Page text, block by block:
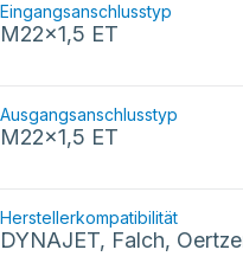
Eingangsanschlusstyp
M22x1,5 ET
Ausgangsanschlusstyp
M22x1,5 ET
Herstellerkompatibilität
DYNAJET, Falch,